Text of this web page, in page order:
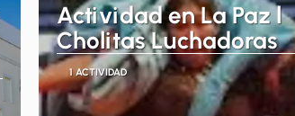
Actividad en La Paz l
Cholitas Luchadoras
1 ACTIVIDAD